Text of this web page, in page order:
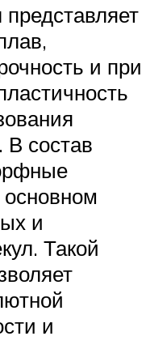
и при
В состав
и
Такой
и